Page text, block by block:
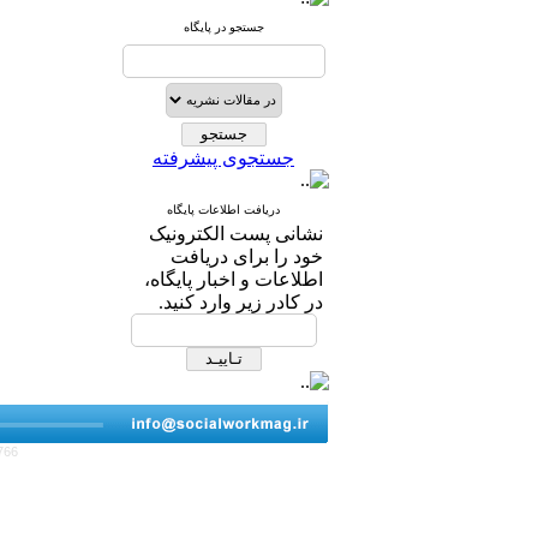
جستجو در پایگاه
جستجوی پیشرفته
دریافت اطلاعات پایگاه
نشانی پست الکترونیک
خود را برای دریافت
اطلاعات و اخبار پایگاه،
در کادر زیر وارد کنید.